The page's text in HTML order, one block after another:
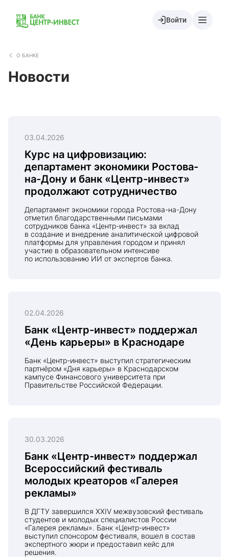
Войти
О БАНКЕ
Новости
03.04.2026
Курс на цифровизацию:
департамент экономики Ростова-
на-Дону и банк «Центр-инвест»
продолжают сотрудничество
Департамент экономики города Ростова-на-Дону
отметил благодарственными письмами
сотрудников банка «Центр-инвест» за вклад
в создание и внедрение аналитической цифровой
платформы для управления городом и принял
участие в образовательном интенсиве
по использованию ИИ от экспертов банка.
02.04.2026
Банк «Центр-инвест» поддержал
«День карьеры» в Краснодаре
Банк «Центр-инвест» выступил стратегическим
партнёром «Дня карьеры» в Краснодарском
кампусе Финансового университета при
Правительстве Российской Федерации.
30.03.2026
Банк «Центр-инвест» поддержал
Всероссийский фестиваль
молодых креаторов «Галерея
рекламы»
В ДГТУ завершился XXIV межвузовский фестиваль
студентов и молодых специалистов России
«Галерея рекламы». Банк «Центр-инвест»
выступил спонсором фестиваля, вошел в состав
экспертного жюри и предоставил кейс для
решения.